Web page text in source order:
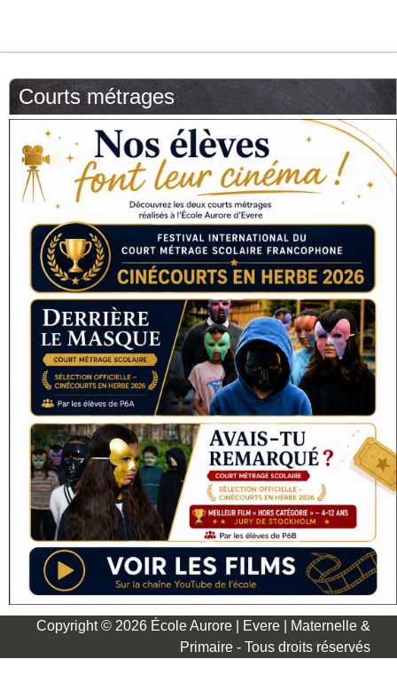
Courts métrages
Copyright © 2026 École Aurore | Evere | Maternelle &
Primaire - Tous droits réservés